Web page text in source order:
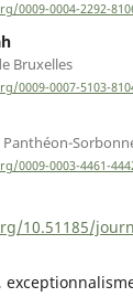
0009-0004-2292-
Bruxelles
0009-0007-5103-
Panthéon-
0009-0003-4461-
10.51185/